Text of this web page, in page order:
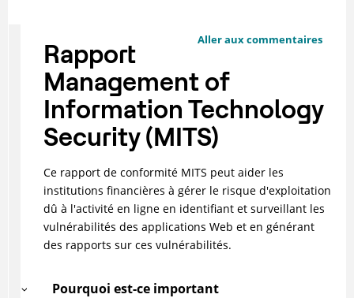
Aller aux commentaires
Rapport
Management of
Information Technology
Security (MITS)
Ce rapport de conformité MITS peut aider les
institutions financières à gérer le risque d'exploitation
dû à l'activité en ligne en identifiant et surveillant les
vulnérabilités des applications Web et en générant
des rapports sur ces vulnérabilités.
Pourquoi est-ce important